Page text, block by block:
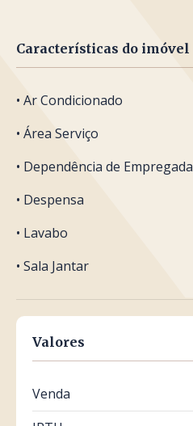
Características do imóvel
• Ar Condicionado
• Área Serviço
• Dependência de Empregada
• Despensa
• Lavabo
• Sala Jantar
Valores
Venda